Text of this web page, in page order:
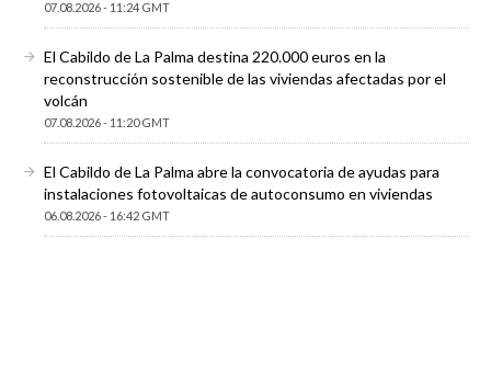
07.08.2026 - 11:24 GMT
El Cabildo de La Palma destina 220.000 euros en la
reconstrucción sostenible de las viviendas afectadas por el
volcán
07.08.2026 - 11:20 GMT
El Cabildo de La Palma abre la convocatoria de ayudas para
instalaciones fotovoltaicas de autoconsumo en viviendas
06.08.2026 - 16:42 GMT